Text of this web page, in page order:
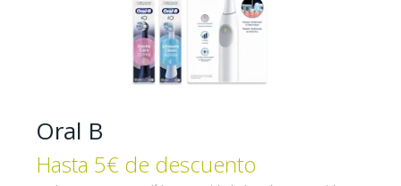
Oral B
Hasta 5€ de descuento